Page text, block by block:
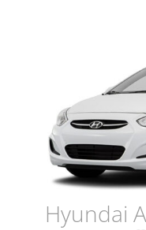
Hyundai